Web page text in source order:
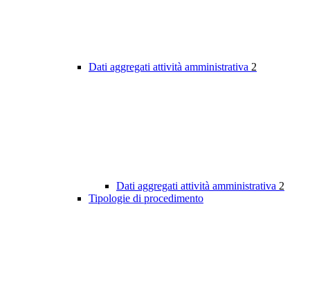
Dati aggregati attività amministrativa 2
Dati aggregati attività amministrativa 2
Tipologie di procedimento